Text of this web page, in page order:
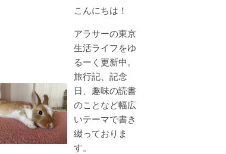
こんにちは！
アラサーの東京
生活ライフをゆ
るーく更新中。
旅行記、記念
日、趣味の読書
のことなど幅広
いテーマで書き
綴っておりま
す。